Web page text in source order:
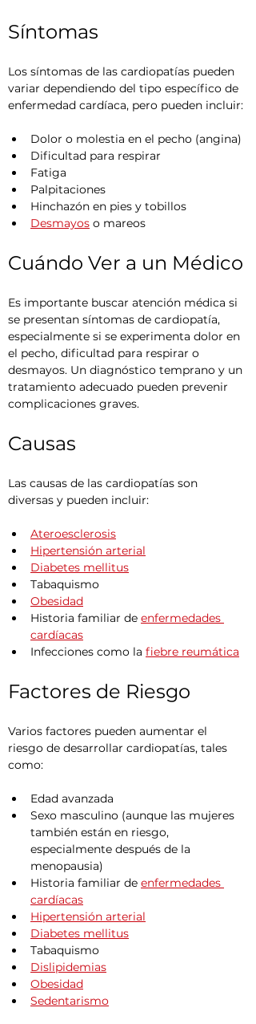
Síntomas
Los síntomas de las cardiopatías pueden
variar dependiendo del tipo específico de
enfermedad cardíaca, pero pueden incluir:
Dolor o molestia en el pecho (angina)
Dificultad para respirar
Fatiga
Palpitaciones
Hinchazón en pies y tobillos
Desmayos o mareos
Cuándo Ver a un Médico
Es importante buscar atención médica si
se presentan síntomas de cardiopatía,
especialmente si se experimenta dolor en
el pecho, dificultad para respirar o
desmayos. Un diagnóstico temprano y un
tratamiento adecuado pueden prevenir
complicaciones graves.
Causas
Las causas de las cardiopatías son
diversas y pueden incluir:
Ateroesclerosis
Hipertensión arterial
Diabetes mellitus
Tabaquismo
Obesidad
Historia familiar de enfermedades
cardíacas
Infecciones como la fiebre reumática
Factores de Riesgo
Varios factores pueden aumentar el
riesgo de desarrollar cardiopatías, tales
como:
Edad avanzada
Sexo masculino (aunque las mujeres
también están en riesgo,
especialmente después de la
menopausia)
Historia familiar de enfermedades
cardíacas
Hipertensión arterial
Diabetes mellitus
Tabaquismo
Dislipidemias
Obesidad
Sedentarismo